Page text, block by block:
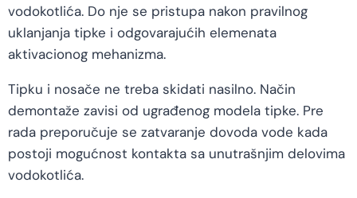
vodokotlića. Do nje se pristupa nakon pravilnog
uklanjanja tipke i odgovarajućih elemenata
aktivacionog mehanizma.
Tipku i nosače ne treba skidati nasilno. Način
demontaže zavisi od ugrađenog modela tipke. Pre
rada preporučuje se zatvaranje dovoda vode kada
postoji mogućnost kontakta sa unutrašnjim delovima
vodokotlića.